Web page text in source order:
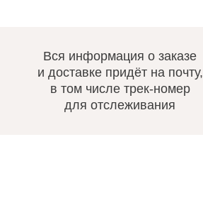
Вся информация о заказе
и доставке придёт на почту,
в том числе трек-номер
для отслеживания